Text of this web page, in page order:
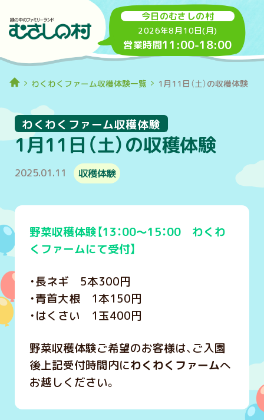
今日のむさしの村
2026年8月10日(月)
営業時間11:00-18:00
わくわくファーム収穫体験一覧 1月11日（土）の収穫体験
1月11日（土）の収穫体験
わくわくファーム収穫体験
2025.01.11 収穫体験
野菜収穫体験【13：00～15：00 わくわ
くファームにて受付】
・長ネギ 5本300円
・青首大根 1本150円
・はくさい 1玉400円
野菜収穫体験ご希望のお客様は、ご入園
後上記受付時間内にわくわくファームへ
お越しください。